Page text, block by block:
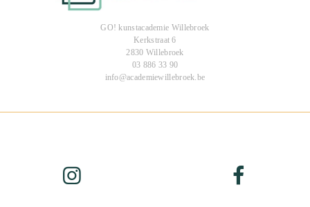
GO! kunstacademie Willebroek
Kerkstraat 6
2830 Willebroek
03 886 33 90
info@academiewillebroek.be